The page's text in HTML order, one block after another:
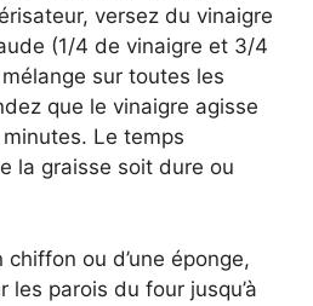
versez du vinaigre
(1/4 de vinaigre et 3/4
sur toutes les
que le vinaigre agisse
Le temps
la graisse soit dure ou
chiffon ou d’une éponge,
les parois du four jusqu’à